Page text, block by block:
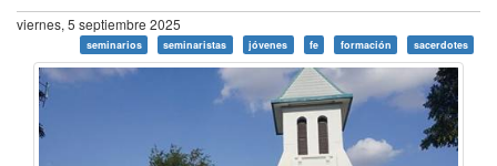
viernes, 5 septiembre 2025
seminarios seminaristas jóvenes fe formación sacerdotes